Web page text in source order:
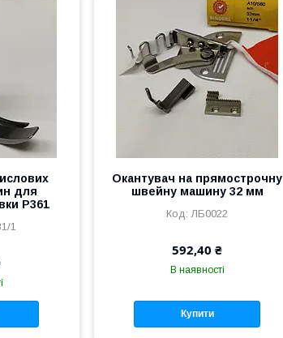
для
P361
1
Окантувач на прямострочну
швейну машину 32 мм
ЛБ0022
592,40 ₴
В наявності
Купити